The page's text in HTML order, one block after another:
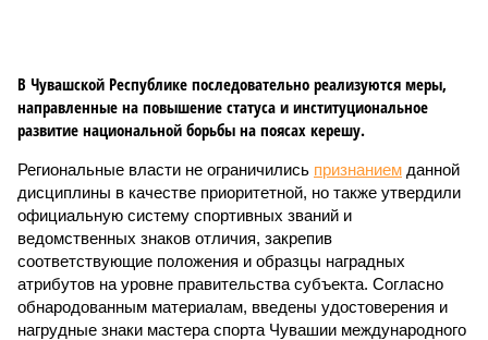
В Чувашской Республике последовательно реализуются меры,
направленные на повышение статуса и институциональное
развитие национальной борьбы на поясах керешу.
Региональные власти не ограничились признанием данной
дисциплины в качестве приоритетной, но также утвердили
официальную систему спортивных званий и
ведомственных знаков отличия, закрепив
соответствующие положения и образцы наградных
атрибутов на уровне правительства субъекта. Согласно
обнародованным материалам, введены удостоверения и
нагрудные знаки мастера спорта Чувашии международного